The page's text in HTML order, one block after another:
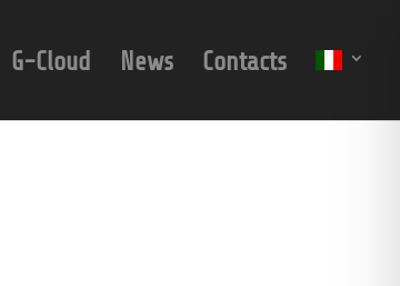
G-Cloud News Contacts